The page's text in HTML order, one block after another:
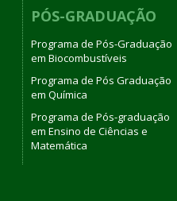
PÓS-GRADUAÇÃO
Programa de Pós-Graduação
em Biocombustíveis
Programa de Pós Graduação
em Química
Programa de Pós-graduação
em Ensino de Ciências e
Matemática